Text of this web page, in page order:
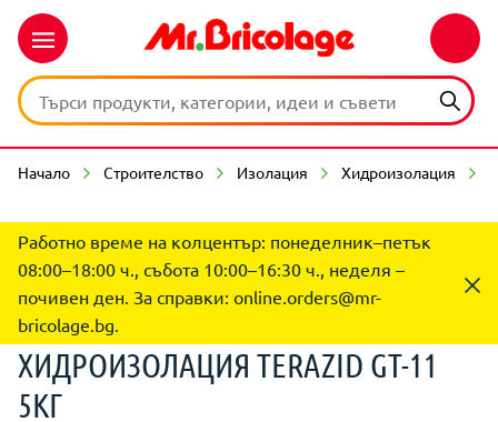
Начало Строителство Изолация Хидроизолация
Работно време на колцентър: понеделник–петък
08:00–18:00 ч., събота 10:00–16:30 ч., неделя –
почивен ден. За справки: online.orders@mr-
bricolage.bg.
ХИДРОИЗОЛАЦИЯ TERAZID GT-11
5КГ